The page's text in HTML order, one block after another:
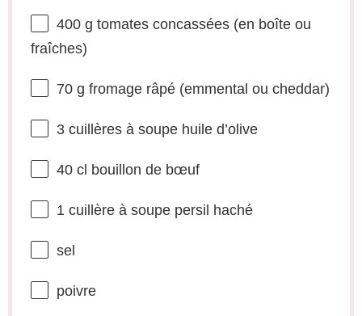
400 g tomates concassées (en boîte ou
fraîches)
70 g fromage râpé (emmental ou cheddar)
3cuillères à soupe huile d’olive
40cl bouillon de bœuf
1cuillère à soupe persil haché
sel
poivre